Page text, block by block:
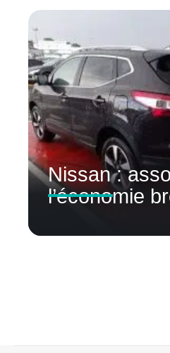
Nissan :
l’économie